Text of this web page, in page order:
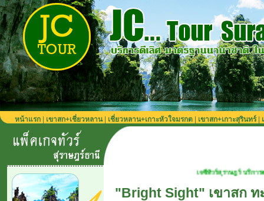
หน้าแรก เขาสก+เชี่ยวหลาน| เชี่ยวหลาน+เกาะหัวใจมรกต เขาสก+เกาะสุรินทร์|
เจซีทัวร์สุราษฎร์ บริการตลอดปี เที่ยวได้ทุก
"Bright Sight" เขาสก ท